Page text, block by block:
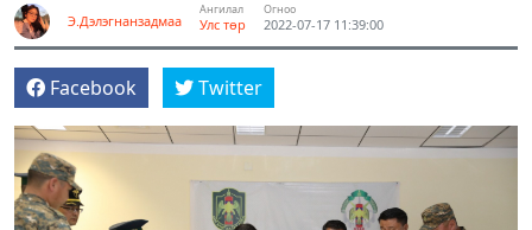
Э.Дэлэгнанзадмаа
Ангилал
Улс төр
Огноо
2022-07-17 11:39:00
Facebook Twitter